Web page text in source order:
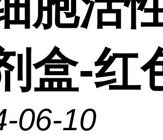
盒-红
06-10